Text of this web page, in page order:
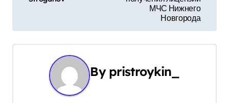
г
а
МЧС Нижнего
Новгорода
By pristroykin_